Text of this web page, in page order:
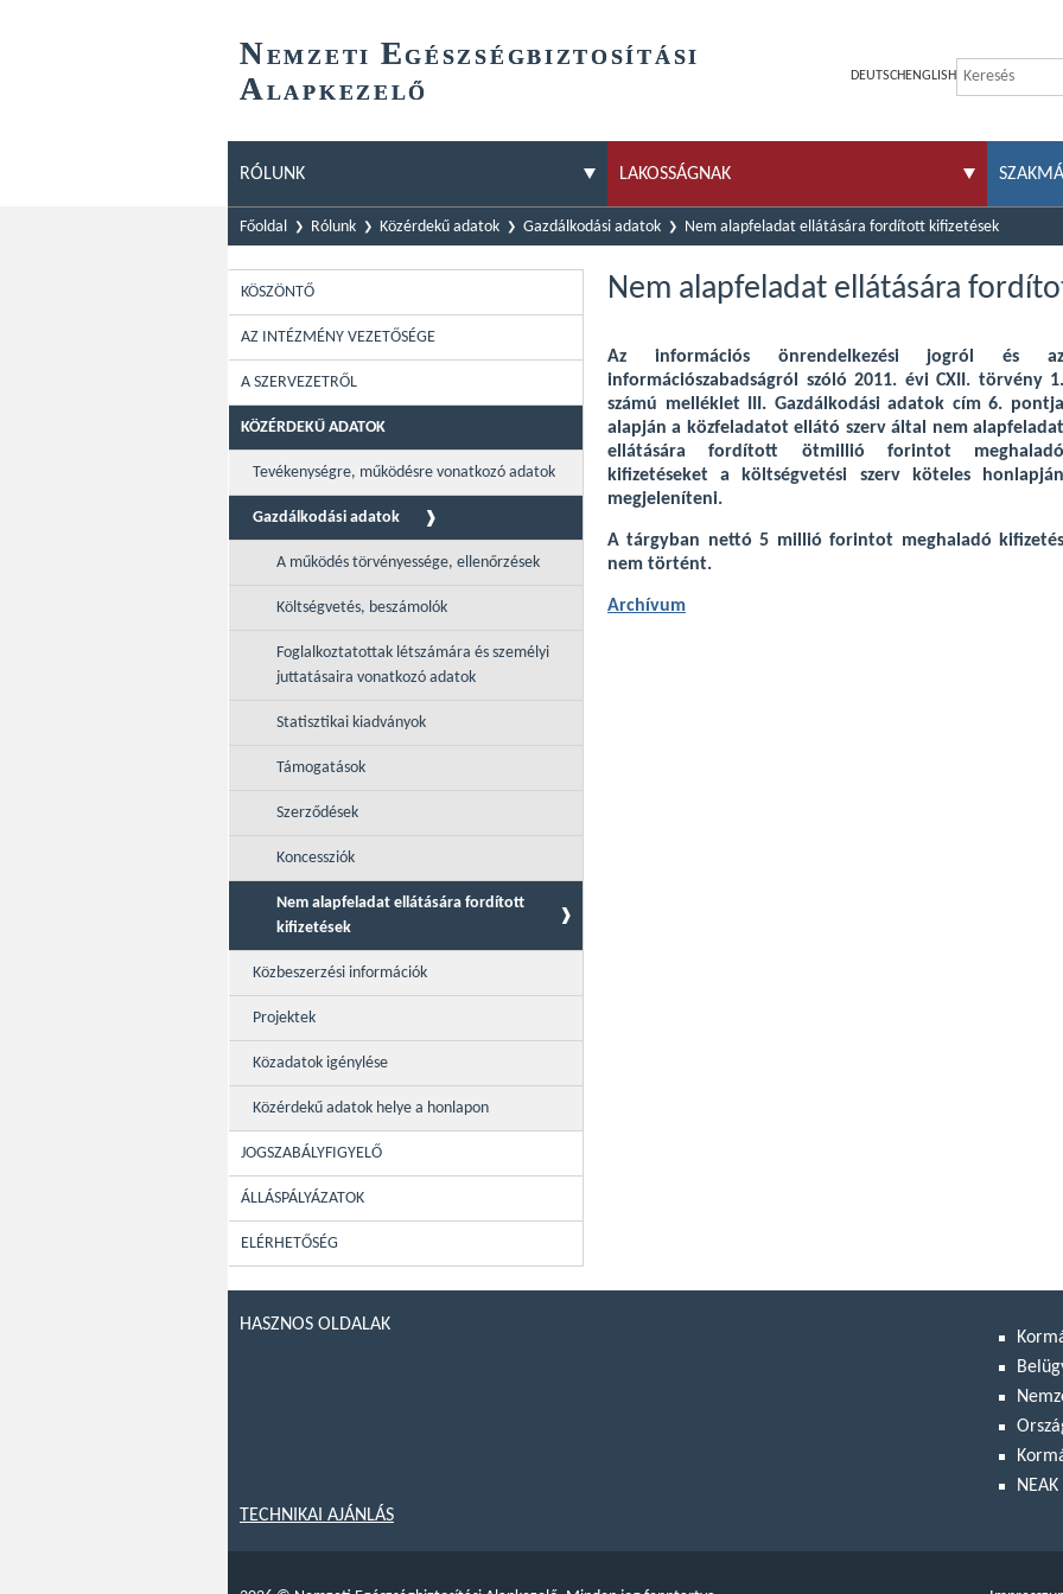
NEMZETI EGÉSZSÉGBIZTOSÍTÁSI
ALAPKEZELŐ
DEUTSCH ENGLISH
RÓLUNK LAKOSSÁGNAK
Főoldal Rólunk Közérdekű adatok Gazdálkodási adatok Nem alapfeladat ellátására fordított kifizetések
KÖSZÖNTŐ
AZ INTÉZMÉNY VEZETŐSÉGE
A SZERVEZETRŐL
KÖZÉRDEKŰ ADATOK
Tevékenységre, működésre vonatkozó adatok
Gazdálkodási adatok
A működés törvényessége, ellenőrzések
Költségvetés, beszámolók
Foglalkoztatottak létszámára és személyi
juttatásaira vonatkozó adatok
Statisztikai kiadványok
Támogatások
Szerződések
Koncessziók
Nem alapfeladat ellátására fordított
kifizetések
Közbeszerzési információk
Projektek
Közadatok igénylése
Közérdekű adatok helye a honlapon
JOGSZABÁLYFIGYELŐ
ÁLLÁSPÁLYÁZATOK
ELÉRHETŐSÉG
Nem alapfeladat ellátására
Az információs önrendelkezési jogról és az
információszabadságról szóló 2011. évi CXII. törvény 1.
számú melléklet III. Gazdálkodási adatok cím 6. pontja
alapján a közfeladatot ellátó szerv által nem alapfeladat
ellátására fordított ötmillió forintot meghaladó
kifizetéseket a költségvetési szerv köteles honlapján
megjeleníteni.
A tárgyban nettó 5 millió forintot meghaladó kifizetés
nem történt.
Archívum
HASZNOS OLDALAK
TECHNIKAI AJÁNLÁS